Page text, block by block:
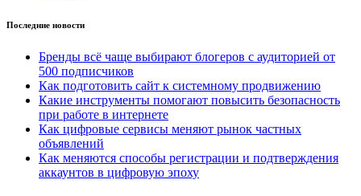
Последние новости
Бренды всё чаще выбирают блогеров с аудиторией от
500 подписчиков
Как подготовить сайт к системному продвижению
Какие инструменты помогают повысить безопасность
при работе в интернете
Как цифровые сервисы меняют рынок частных
объявлений
Как меняются способы регистрации и подтверждения
аккаунтов в цифровую эпоху